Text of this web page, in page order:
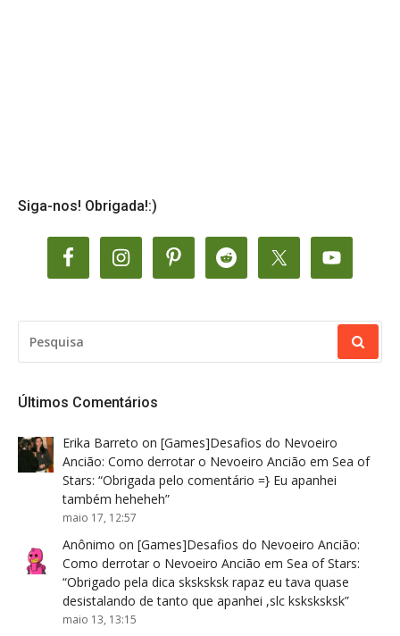
Siga-nos! Obrigada!:)
POR:
Últimos Comentários
Erika Barreto on [Games]Desafios do Nevoeiro
Ancião: Como derrotar o Nevoeiro Ancião em Sea of
Stars: “Obrigada pelo comentário =} Eu apanhei
também heheheh”
maio 17, 12:57
Anônimo on [Games]Desafios do Nevoeiro Ancião:
Como derrotar o Nevoeiro Ancião em Sea of Stars:
“Obrigado pela dica sksksksk rapaz eu tava quase
desistalando de tanto que apanhei ,slc ksksksksk”
maio 13, 13:15